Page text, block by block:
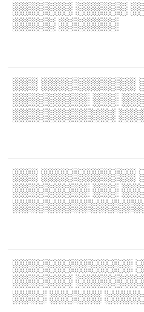
░░░░░░░ ░░░░░░
░░░░░ ░░░░░░░
░░░ ░░░░░░░░░░░
░░░░░░░░░ ░░░
░░░░░░░░░░░░
░░░ ░░░░░░░░░░░
░░░░░░░░░ ░░░
░░░░░░░░░░░░░░
░░░░░░░
░░░░ ░░░░░░